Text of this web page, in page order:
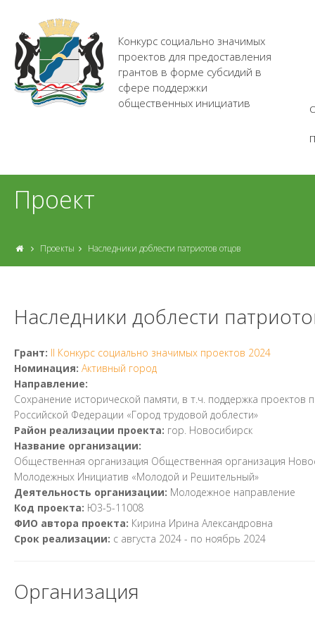
Конкурс социально значимых
проектов для предоставления
грантов в форме субсидий в
сфере поддержки
общественных инициатив
Проект
Проекты Наследники доблести патриотов отцов
Наследники доблести
Грант: II Конкурс социально значимых проектов 2024
Номинация: Активный город
Направление:
Сохранение исторической памяти, в т.ч. поддержка
Российской Федерации «Город трудовой доблести»
Район реализации проекта: гор. Новосибирск
Название организации:
Общественная организация Общественная организация
Молодежных Инициатив «Молодой и Решительный»
Деятельность организации: Молодежное направление
Код проекта: Ю3-5-11008
ФИО автора проекта: Кирина Ирина Александровна
Срок реализации: с августа 2024 - по ноябрь 2024
Организация